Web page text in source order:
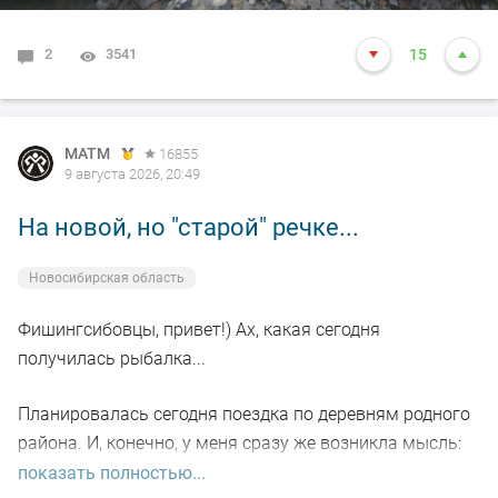
2 3541 15
MATM
16855
9 августа 2026, 20:49
На новой, но "старой" речке...
Новосибирская область
Фишингсибовцы, привет!) Ах, какая сегодня
получилась рыбалка...
Планировалась сегодня поездка по деревням родного
района. И, конечно, у меня сразу же возникла мысль:
пробежаться по небольшой речке, где когда-то давно-
показать полностью...